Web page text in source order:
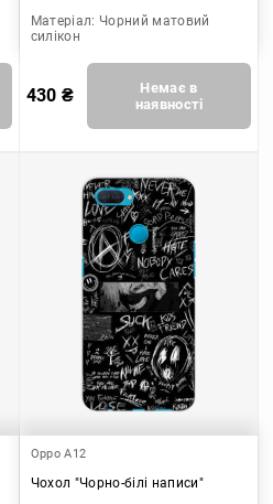
Матеріал: Чорний матовий
силікон
430 ₴
Немає в
наявності
Oppo A12
Чохол "Чорно-білі написи"